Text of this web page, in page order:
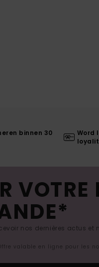
binnen 30
Word
VOTRE
nos dernières actus et
valable en ligne pour les